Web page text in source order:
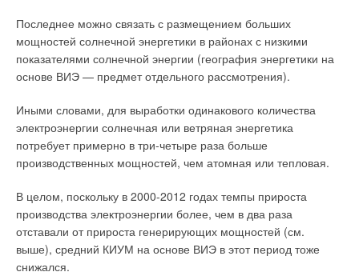
Последнее можно связать с размещением больших
мощностей солнечной энергетики в районах с низкими
показателями солнечной энергии (география энергетики на
основе ВИЭ — предмет отдельного рассмотрения).
Иными словами, для выработки одинакового количества
электроэнергии солнечная или ветряная энергетика
потребует примерно в три-четыре раза больше
производственных мощностей, чем атомная или тепловая.
В целом, поскольку в 2000-2012 годах темпы прироста
производства электроэнергии более, чем в два раза
отставали от прироста генерирующих мощностей (см.
выше), средний КИУМ на основе ВИЭ в этот период тоже
снижался.